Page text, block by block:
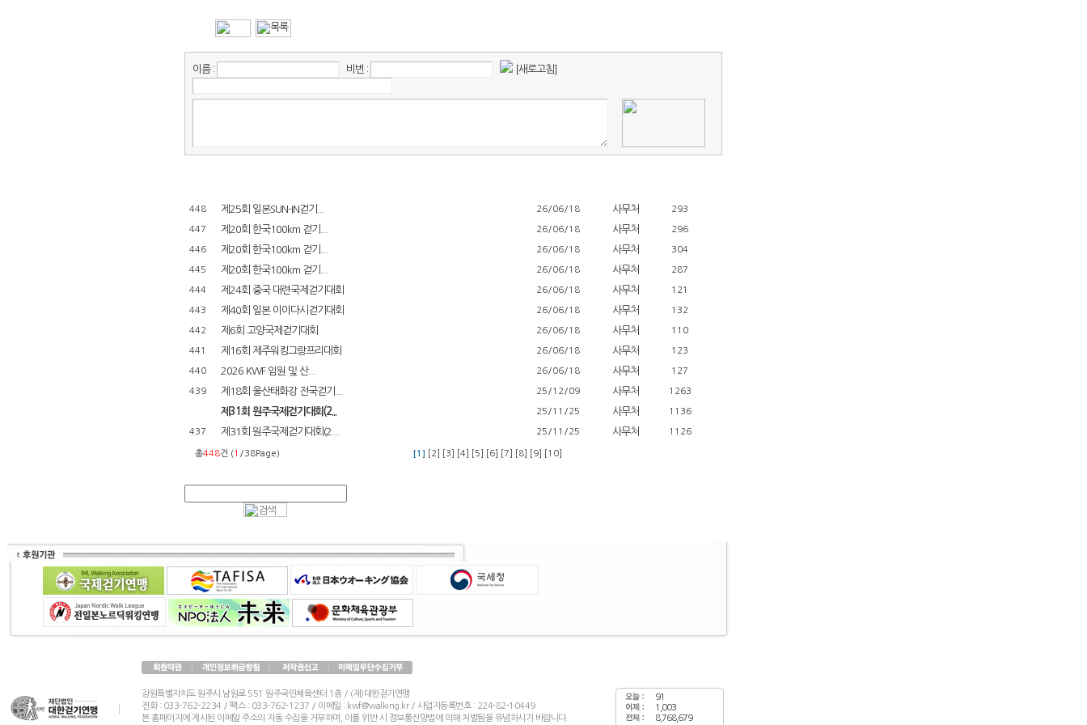
이름 : 비번 : [새로고침]
448 제25회 일본SUN-IN걷기... 26/06/18 사무처 293
447 제20회 한국100km 걷기... 26/06/18 사무처 296
446 제20회 한국100km 걷기... 26/06/18 사무처 304
445 제20회 한국100km 걷기... 26/06/18 사무처 287
444 제24회 중국 대련국제걷기대회 26/06/18 사무처 121
443 제40회 일본 이이다시걷기대회 26/06/18 사무처 132
442 제6회 고양국제걷기대회 26/06/18 사무처 110
441 제16회 제주워킹그랑프리대회 26/06/18 사무처 123
440 2026 KWF 임원 및 산... 26/06/18 사무처 127
439 제18회 울산태화강 전국걷기... 25/12/09 사무처 1263
제31회 원주국제걷기대회(2... 25/11/25 사무처 1136
437 제31회 원주국제걷기대회(2... 25/11/25 사무처 1126
총448건 (1 /38Page) [1] [2] [3] [4] [5] [6] [7] [8] [9] [10]
강원특별자치도 원주시 남원로 551 원주국민체육센터 1층 / (재)대한걷기연맹
전화 : 033-762-2234 / 팩스 : 033-762-1237 / 이메일 : kwf@walking.kr / 사업자등록번호 : 224-82-10449
본 홈페이지에 게시된 이메일 주소의 자동 수집을 거부하며, 이를 위반 시 정보통신망법에 의해 처벌됨을 유념하시기 바랍니다.
91
1,003
8,768,679